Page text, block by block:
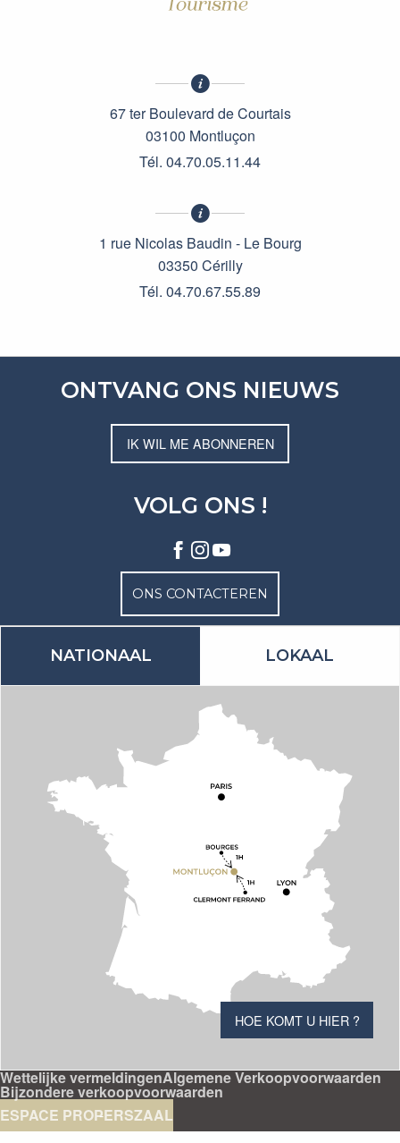
67 ter Boulevard de Courtais
03100 Montluçon
Tél. 04.70.05.11.44
1 rue Nicolas Baudin - Le Bourg
03350 Cérilly
Tél. 04.70.67.55.89
ONTVANG ONS NIEUWS
IK WIL ME ABONNEREN
VOLG ONS !
ONS CONTACTEREN
NATIONAAL LOKAAL
HOE KOMT U HIER ?
Wettelijke vermeldingenAlgemene Verkoopvoorwaarden
Bijzondere verkoopvoorwaarden
ESPACE PROPERSZAAL